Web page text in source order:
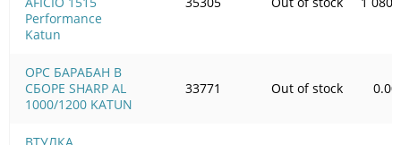
Performance
Katun
OPC БАРАБАН В
СБОРЕ SHARP AL
1000/1200 KATUN
ВТУЛКА
33771 Out of stock 0.00